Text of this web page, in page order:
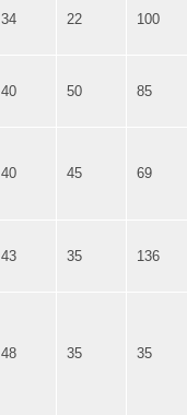
34 22 100
40 50 85
40 45 69
43 35 136
48 35 35